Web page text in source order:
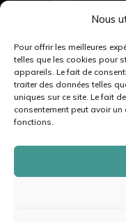
Nous
Pour offrir les meilleures
telles que les cookies pour
appareils. Le fait de
traiter des données telles
uniques sur ce site. Le fait
consentement peut avoir
fonctions.
NOS
Immersion
Accompagnement
Production créative
Danseuses et
Musiciennes et
Créatrices et